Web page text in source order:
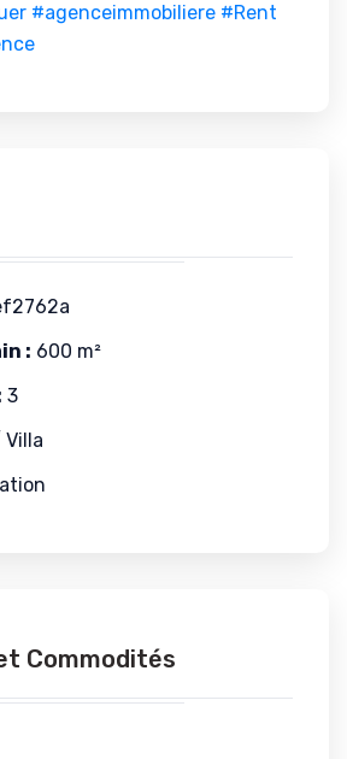
#agenceimmobiliere #Rent
: 600 m²
3
Villa
Commodités